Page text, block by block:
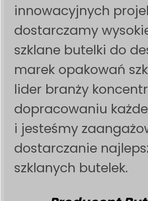
innowacyjnych
dostarczamy
szklane butelki do
marek opakowań
lider branży
dopracowaniu
i jesteśmy
dostarczanie
szklanych butelek.